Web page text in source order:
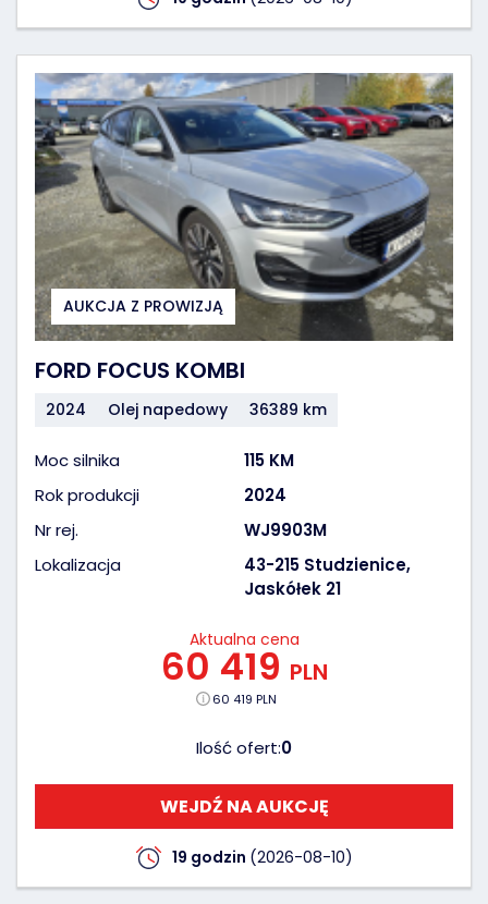
AUKCJA Z PROWIZJĄ
FORD FOCUS KOMBI
2024 Olej napedowy 36389 km
Moc silnika
115 KM
Rok produkcji
2024
Nr rej.
WJ9903M
Lokalizacja
43-215 Studzienice,
Jaskółek 21
Aktualna cena
60 419 PLN
60 419 PLN
Ilość ofert:0
WEJDŹ NA AUKCJĘ
19 godzin (2026-08-10)